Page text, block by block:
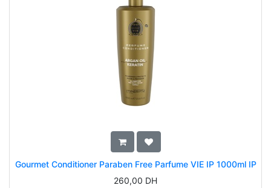
Gourmet Conditioner Paraben Free Parfume VIE IP 1000ml IP
260,00 DH